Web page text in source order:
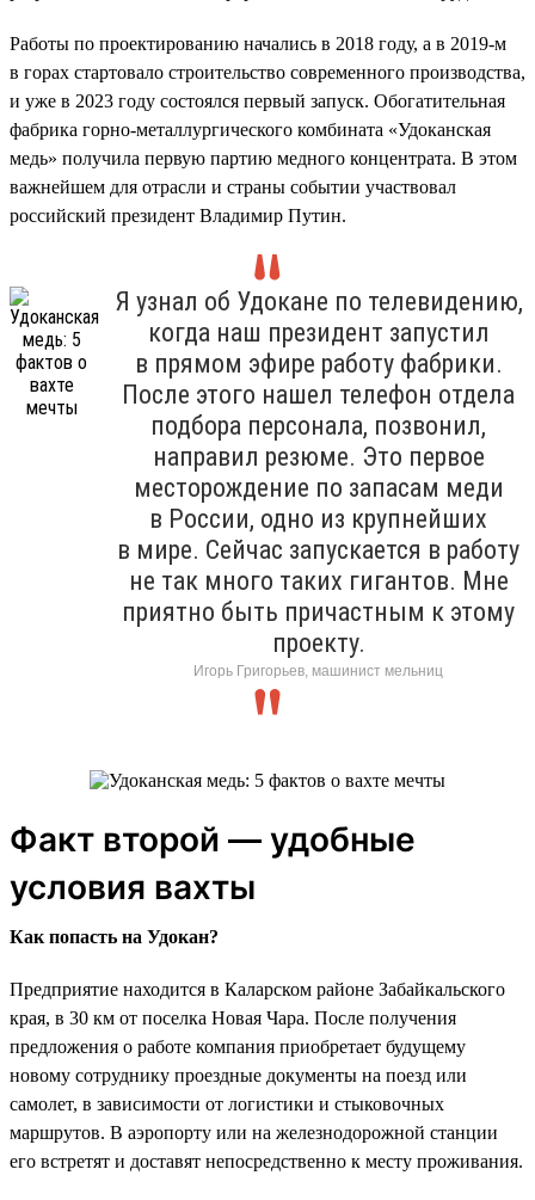
Работы по проектированию начались в 2018 году, а в 2019-м
в горах стартовало строительство современного производства,
и уже в 2023 году состоялся первый запуск. Обогатительная
фабрика горно-металлургического комбината «Удоканская
медь» получила первую партию медного концентрата. В этом
важнейшем для отрасли и страны событии участвовал
российский президент Владимир Путин.
Я узнал об Удокане по телевидению,
когда наш президент запустил
в прямом эфире работу фабрики.
После этого нашел телефон отдела
подбора персонала, позвонил,
направил резюме. Это первое
месторождение по запасам меди
в России, одно из крупнейших
в мире. Сейчас запускается в работу
не так много таких гигантов. Мне
приятно быть причастным к этому
проекту.
Игорь Григорьев, машинист мельниц
Факт второй — удобные
условия вахты
Как попасть на Удокан?
Предприятие находится в Каларском районе Забайкальского
края, в 30 км от поселка Новая Чара. После получения
предложения о работе компания приобретает будущему
новому сотруднику проездные документы на поезд или
самолет, в зависимости от логистики и стыковочных
маршрутов. В аэропорту или на железнодорожной станции
его встретят и доставят непосредственно к месту проживания.